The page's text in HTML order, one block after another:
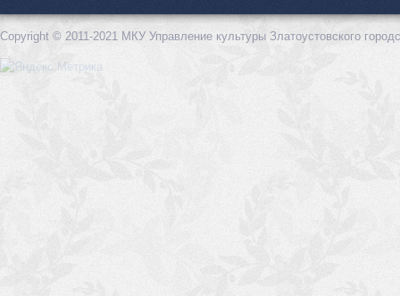
Copyright © 2011-2021 МКУ Управление культуры Златоустовского